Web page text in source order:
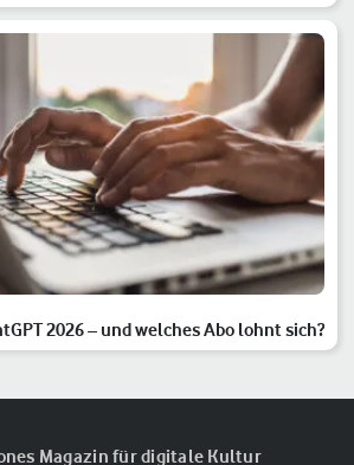
2026 – und welches Abo lohnt sich?
Magazin für digitale Kultur